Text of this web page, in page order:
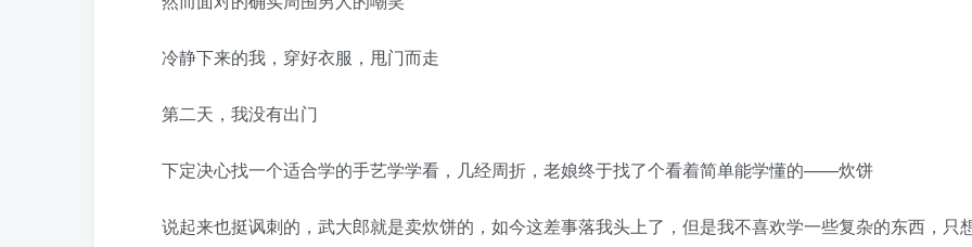
冷静下来的我，穿好衣服，甩门而走
第二天，我没有出门
下定决心找一个适合学的手艺学学看，几经周折，老娘终于找了个看着简单能学懂的——炊饼
说起来也挺讽刺的，武大郎就是卖炊饼的，如今这差事落我头上了，但是我不喜欢学一些复杂的东西，只